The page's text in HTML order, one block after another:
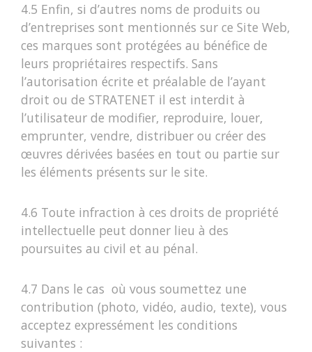
4.5 Enfin, si d’autres noms de produits ou
d’entreprises sont mentionnés sur ce Site Web,
ces marques sont protégées au bénéfice de
leurs propriétaires respectifs. Sans
l’autorisation écrite et préalable de l’ayant
droit ou de STRATENET il est interdit à
l’utilisateur de modifier, reproduire, louer,
emprunter, vendre, distribuer ou créer des
œuvres dérivées basées en tout ou partie sur
les éléments présents sur le site.
4.6 Toute infraction à ces droits de propriété
intellectuelle peut donner lieu à des
poursuites au civil et au pénal.
4.7 Dans le cas où vous soumettez une
contribution (photo, vidéo, audio, texte), vous
acceptez expressément les conditions
suivantes :